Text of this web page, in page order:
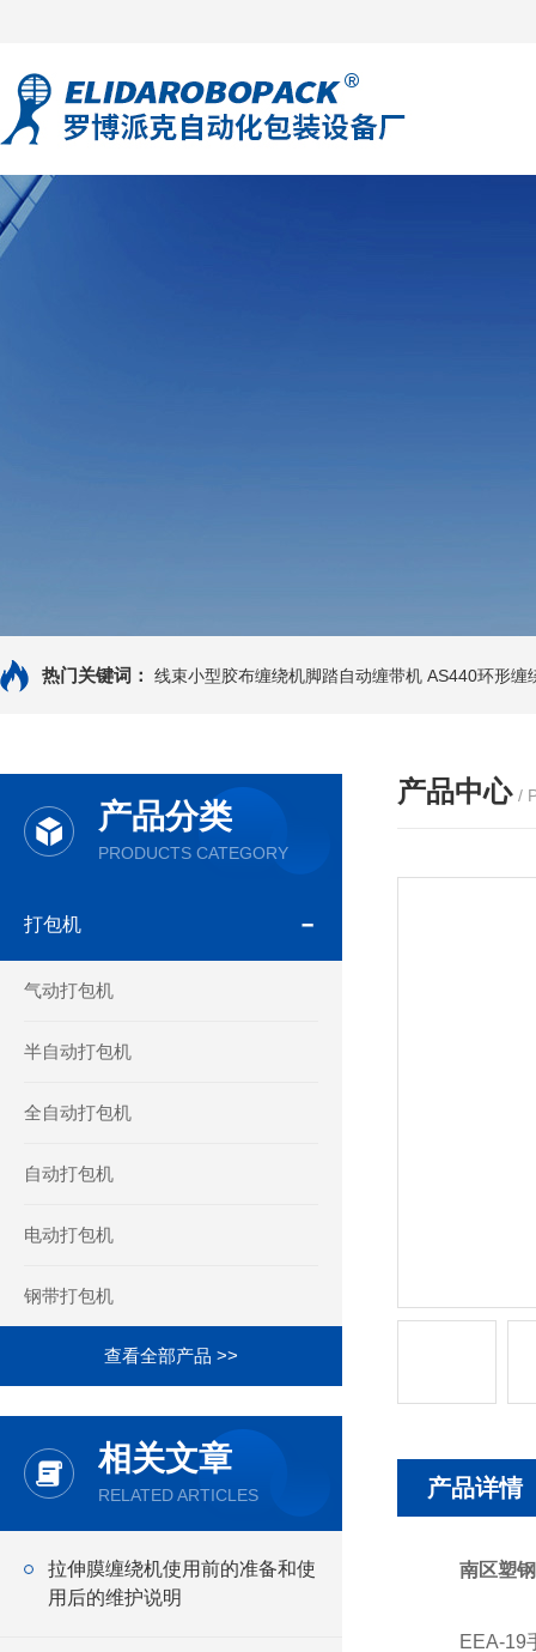
热门关键词： 线束小型胶布缠绕机脚踏自动缠带机 AS440环形缠
产品分类
PRODUCTS CATEGORY
打包机
气动打包机
半自动打包机
全自动打包机
自动打包机
电动打包机
钢带打包机
查看全部产品 >>
相关文章
RELATED ARTICLES
拉伸膜缠绕机使用前的准备和使
用后的维护说明
产品中心 /
产品详情
南区塑
EEA-19手